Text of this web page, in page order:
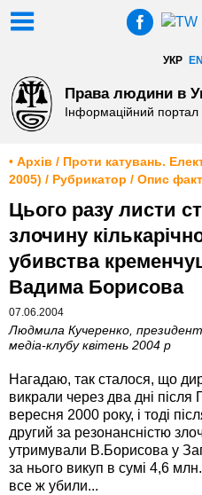
УКР
Права людини в
Інформаційний портал
• Архів / Проти катувань.
2005) / Рубрикатор / Опис
Цього разу листи
злочину
убивства
Вадима Борисова
07.06.2004
Людмила Кучеренко,
медіа-клубу квітень 2004 р
Нагадаю, так сталося, що
викрали через два дні після
вересня 2000 року, і тоді
другий за резонансністю
утримували В.Борисова у
за нього викуп в сумі 4,6
все ж убили...